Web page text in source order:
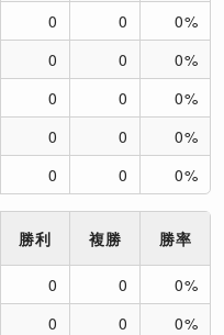
0 0
0%
0 0
0%
0 0
0%
0 0
0%
0 0 0%
勝利 複勝 勝率
0 0
0%
0 0
0%